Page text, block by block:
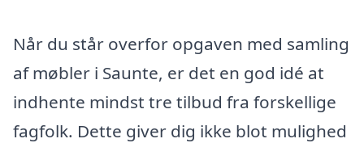
Når du står overfor opgaven med samling
af møbler i Saunte, er det en god idé at
indhente mindst tre tilbud fra forskellige
fagfolk. Dette giver dig ikke blot mulighed